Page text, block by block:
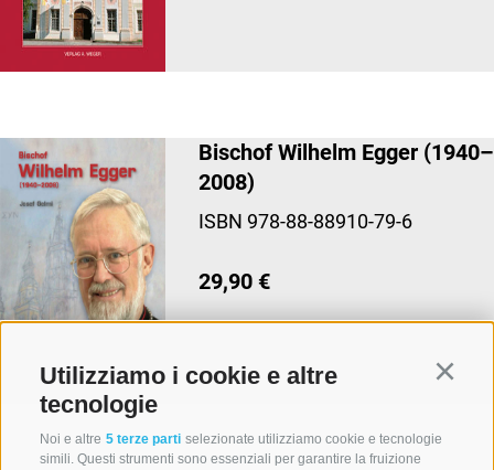
Utilizziamo i cookie e altre
tecnologie
Noi e altre 5 terze parti selezionate utilizziamo cookie e tecnologie
simili. Questi strumenti sono essenziali per garantire la fruizione
Bischof Wilhelm Egger (1940–
2008)
ISBN 978-88-88910-79-6
29,90 €